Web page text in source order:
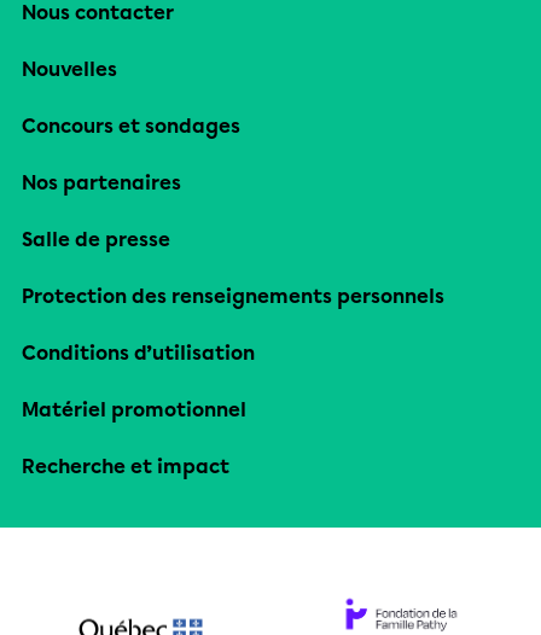
Nous contacter
Nouvelles
Concours et sondages
Nos partenaires
Salle de presse
Protection des renseignements personnels
Conditions d’utilisation
Matériel promotionnel
Recherche et impact